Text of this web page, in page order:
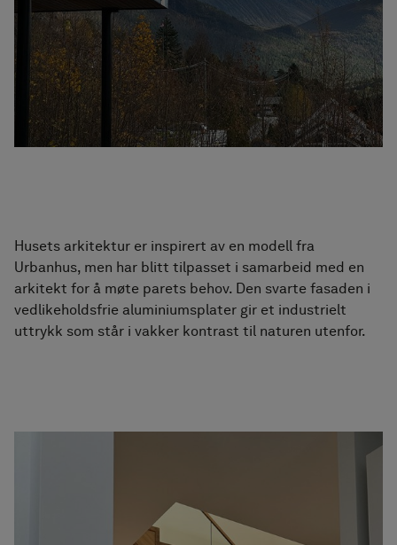
Husets arkitektur er inspirert av en modell fra
Urbanhus, men har blitt tilpasset i samarbeid med en
arkitekt for å møte parets behov. Den svarte fasaden i
vedlikeholdsfrie aluminiumsplater gir et industrielt
uttrykk som står i vakker kontrast til naturen utenfor.